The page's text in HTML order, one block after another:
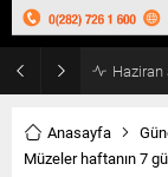
Haziran
Anasayfa
Müzeler haftanın 7